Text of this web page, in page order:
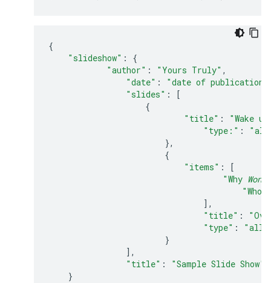
{
"slideshow" :
{
"author" : "Yours Truly" ,
"date" : "date of publication"
"slides" :
[
{
"title" :
"Wake
"type:" :
},
{
"items" :
[
"Why
"Who
],
"title" :
"type" :
"all"
}
],
"title" :
"Sample Slide Show"
}